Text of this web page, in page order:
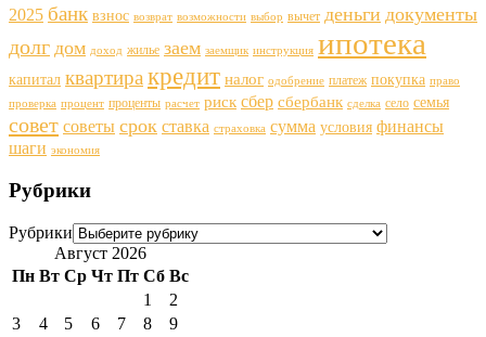
2025 банк взнос возврат возможности выбор вычет деньги документы
долг дом доход жилье заем заемщик инструкция ипотека
капитал квартира кредит налог одобрение платеж покупка право
проверка процент проценты расчет риск сбер сбербанк сделка село семья
совет советы срок ставка страховка сумма условия финансы
шаги экономия
Рубрики
Рубрики
Август 2026
Пн Вт Ср Чт Пт Сб Вс
1
2
3
4 5 6 7 8
9